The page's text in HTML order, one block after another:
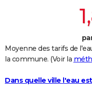
FORUM
Moyenne des tarifs de
la commune. (Voir la
Dans quelle ville l'eau